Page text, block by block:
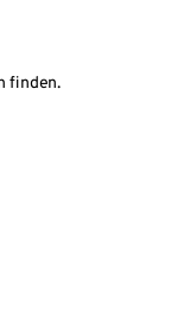
finden.